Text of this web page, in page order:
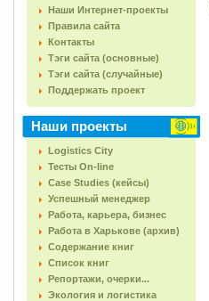
Наши Интернет-проекты
Правила сайта
Контакты
Тэги сайта (основные)
Тэги сайта (случайные)
Поддержать проект
Наши проекты
Logistics City
Тесты On-line
Case Studies (кейсы)
Успешный менеджер
Работа, карьера, бизнес
Работа в Харькове (архив)
Содержание книг
Список книг
Репортажи, очерки...
Экология и логистика